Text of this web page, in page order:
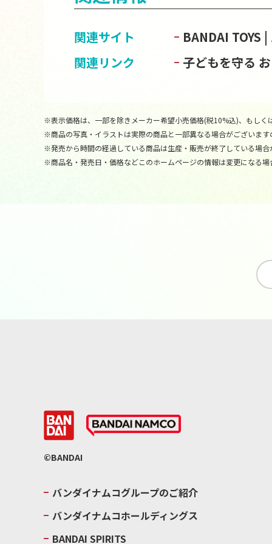
関連サイト
BANDAI TOYS
関連リンク
子どもを守る
※表示価格は、一部を除きメーカー希望小売価格(税10%込)、もしく
※商品の写真・イラストは実際の商品と一部異なる場合がございま
※発売から時間の経過している商品は生産・販売が終了している場
※商品名・発売日・価格などこのホームページの情報は変更になる
©BANDAI
バンダイナムコグループのご紹介
バンダイナムコホールディングス
BANDAI SPIRITS